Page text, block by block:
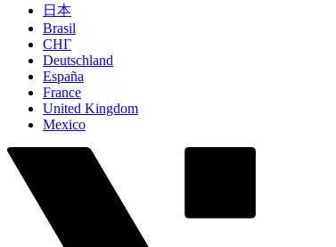
日本
Brasil
СНГ
Deutschland
España
France
United Kingdom
Mexico